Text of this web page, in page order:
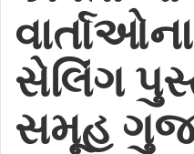
સેલિંગ
સમૂહ